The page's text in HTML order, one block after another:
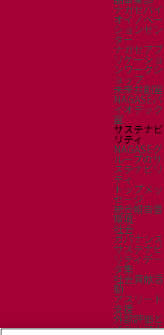
ナガセバイ
オイノベー
ションセン
ター
ナガセアプ
リケーショ
ンワークシ
ョップ
未来共創室
NAGASEバ
イオテック
室
サステナビ
リティ
NAGASEグ
ループのサ
ステナビリ
ティ
トップメッ
セージ
統合報告書
環境
社会
ガバナンス
サステナビ
リティデー
タ集
社会貢献活
動
アスリート
支援
外部評価と
イニシアチ